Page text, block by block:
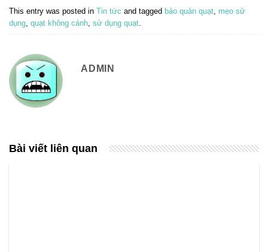
This entry was posted in Tin tức and tagged bảo quản quạt, mẹo sử
dụng, quạt không cánh, sử dụng quạt.
ADMIN
Bài viết liên quan